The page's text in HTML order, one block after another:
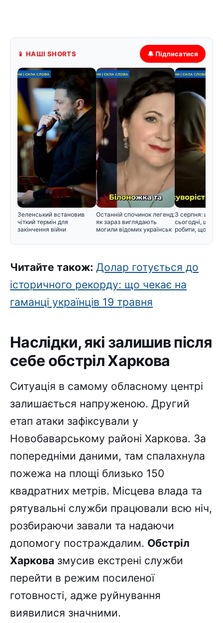
📱 НАШІ SHORTS 🔔 Підписатися
Зеленський встановив
чіткий термін для
закінчення війни
Останній спочинок легенд:
як зараз виглядають
могили відомих українськ
3 серпня:
сьогодні, що
робити, щоб не
Читайте також: Долар готується до
історичного рекорду: що чекає на
гаманці українців 19 травня
Наслідки, які залишив після
себе обстріл Харкова
Ситуація в самому обласному центрі
залишається напруженою. Другий
етап атаки зафіксували у
Новобаварському районі Харкова. За
попередніми даними, там спалахнула
пожежа на площі близько 150
квадратних метрів. Місцева влада та
рятувальні служби працювали всю ніч,
розбираючи завали та надаючи
допомогу постраждалим. Обстріл
Харкова змусив екстрені служби
перейти в режим посиленої
готовності, адже руйнування
виявилися значними.